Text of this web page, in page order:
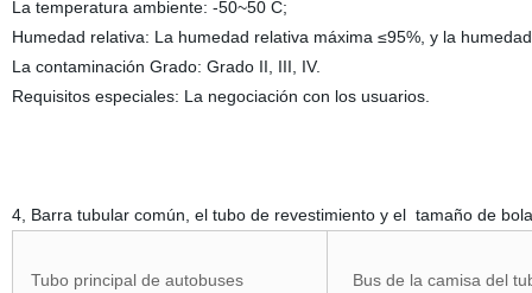
La temperatura ambiente: -50~50 C;
Humedad relativa: La humedad relativa máxima ≤95%, y la
La contaminación Grado: Grado II, III, IV.
Requisitos especiales: La negociación con los usuarios.
4, Barra tubular común, el tubo de revestimientoy el tamaño de
Tubo principal de autobuses Bus de la camisa del